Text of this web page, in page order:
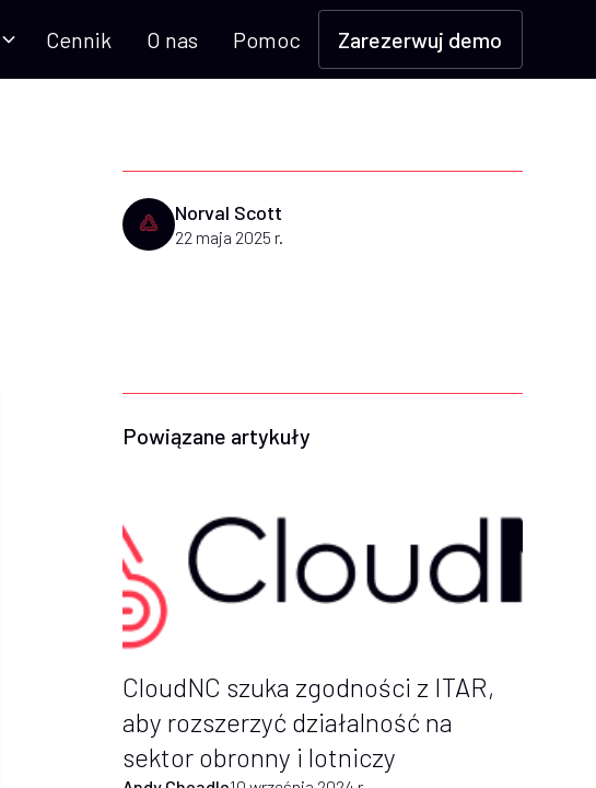
Cennik O nas Pomoc Zarezerwuj demo
Norval Scott
22 maja 2025 r.
Powiązane artykuły
CloudNC szuka zgodności z ITAR,
aby rozszerzyć działalność na
sektor obronny i lotniczy